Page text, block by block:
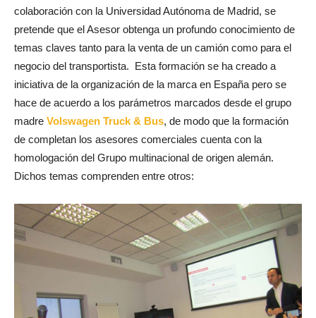
colaboración con la Universidad Autónoma de Madrid, se
pretende que el Asesor obtenga un profundo conocimiento de
temas claves tanto para la venta de un camión como para el
negocio del transportista. Esta formación se ha creado a
iniciativa de la organización de la marca en España pero se
hace de acuerdo a los parámetros marcados desde el grupo
madre Volswagen Truck & Bus, de modo que la formación
de completan los asesores comerciales cuenta con la
homologación del Grupo multinacional de origen alemán.
Dichos temas comprenden entre otros: